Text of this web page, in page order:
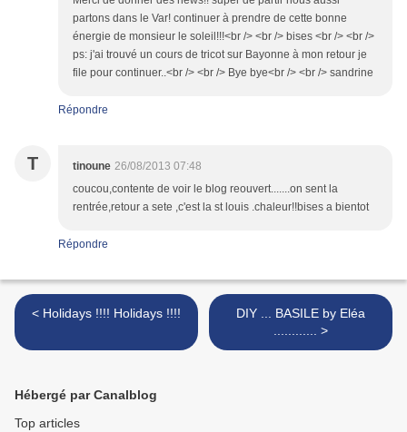
partons dans le Var! continuer à prendre de cette bonne
énergie de monsieur le soleil!!!<br /> <br /> bises <br /> <br />
ps: j'ai trouvé un cours de tricot sur Bayonne à mon retour je
file pour continuer..<br /> <br /> Bye bye<br /> <br /> sandrine
Répondre
T tinoune 26/08/2013 07:48
coucou,contente de voir le blog reouvert.......on sent la
rentrée,retour a sete ,c'est la st louis .chaleur!!bises a bientot
Répondre
< Holidays !!!! Holidays !!!!
DIY ... BASILE by Eléa
............ >
Hébergé par Canalblog
Top articles